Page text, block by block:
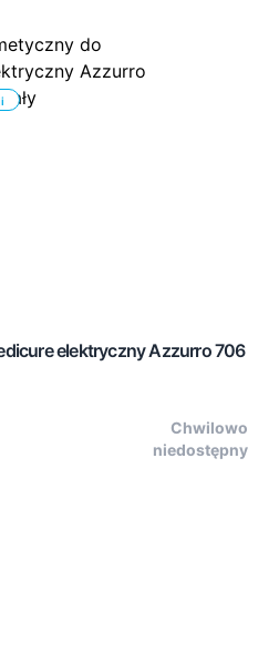
elektryczny Azzurro 706
Chwilowo
niedostępny